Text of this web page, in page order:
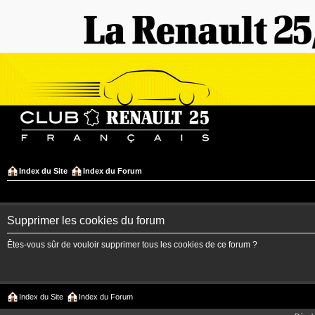
Index du Site Index du Forum
Supprimer les cookies du forum
Êtes-vous sûr de vouloir supprimer tous les cookies de ce forum ?
Index du Site Index du Forum